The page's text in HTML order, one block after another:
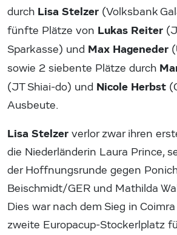
durch Lisa Stelzer (Volksbank
fünfte Plätze von Lukas Reiter
Sparkasse) und Max Hageneder
sowie 2 siebente Plätze durch
(JT Shiai-do) und Nicole Herbst
Ausbeute.
Lisa Stelzer verlor zwar ihren
die Niederländerin Laura Prince,
der Hoffnungsrunde gegen
Beischmidt/GER und Mathilda
Dies war nach dem Sieg in
zweite Europacup-Stockerlplatz